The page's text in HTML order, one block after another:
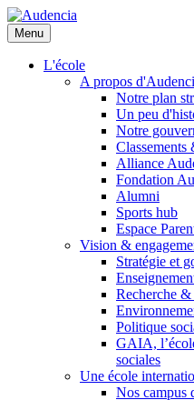
Aller
au
contenu
principal
Menu
L'école
A propos
Notre plan
Un peu
Notre
Classements
Alliance
Fondation
Alumni
Sports hub
Espace
Vision &
Stratégie et
Recherche
Politique
GAIA,
sociales
Une école
Nos campus